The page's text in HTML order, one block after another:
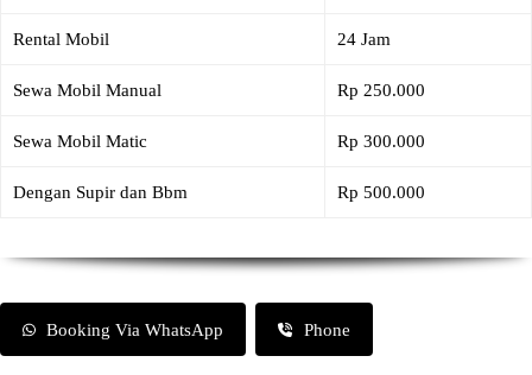
Rental Mobil 24 Jam
Sewa Mobil Manual Rp 250.000
Sewa Mobil Matic Rp 300.000
Dengan Supir dan Bbm Rp 500.000
Booking Via WhatsApp Phone